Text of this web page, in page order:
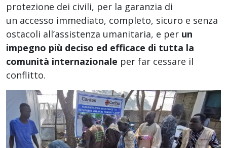
protezione dei civili, per la garanzia di
un accesso immediato, completo, sicuro e senza
ostacoli all’assistenza umanitaria, e per un
impegno più deciso ed efficace di tutta la
comunità internazionale per far cessare il
conflitto.